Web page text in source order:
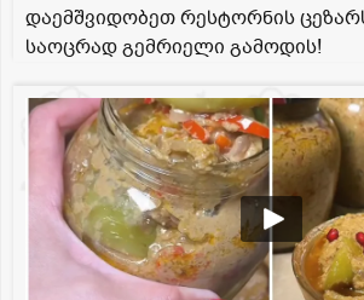
დაემშვიდობეთ რესტორნის
საოცრად გემრიელი გამოდის!